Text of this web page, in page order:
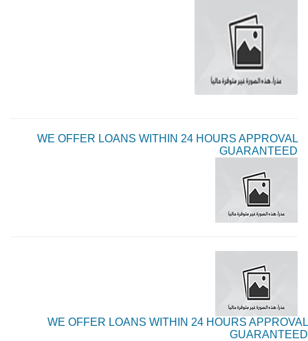
WE OFFER LOANS WITHIN 24 HOURS APPROVAL
GUARANTEED
WE OFFER LOANS WITHIN 24 HOURS APPROVAL
GUARANTEED